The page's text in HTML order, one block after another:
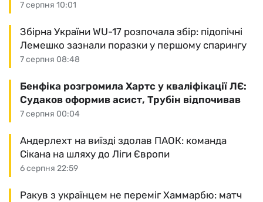
7 серпня 10:01
7 серпня 08:48
Збірна України WU-17 розпочала збір: підопічні
Лемешко зазнали поразки у першому спарингу
7 серпня 00:04
Бенфіка розгромила Хартс у кваліфікації ЛЄ:
Судаков оформив асист, Трубін відпочивав
6 серпня 22:59
Андерлехт на виїзді здолав ПАОК: команда
Сікана на шляху до Ліги Європи
Ракув з українцем не переміг Хаммарбю: матч